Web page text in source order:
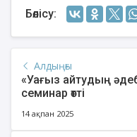
Бөлісу:
Алдыңғы
«Уағыз айтудың
семинар өтті
14 ақпан 2025